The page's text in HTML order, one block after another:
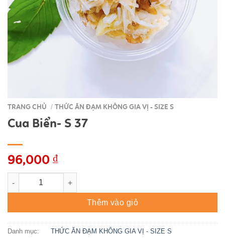
TRANG CHỦ / THỨC ĂN ĐẠM KHÔNG GIA VỊ - SIZE S
Cua Biển- S 37
96,000 ₫
Cua Biển- S 37 số lượng
Thêm vào giỏ
Danh mục: THỨC ĂN ĐẠM KHÔNG GIA VỊ - SIZE S